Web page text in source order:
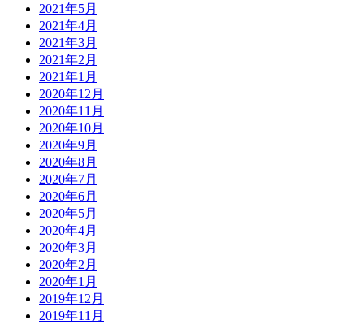
2021年5月
2021年4月
2021年3月
2021年2月
2021年1月
2020年12月
2020年11月
2020年10月
2020年9月
2020年8月
2020年7月
2020年6月
2020年5月
2020年4月
2020年3月
2020年2月
2020年1月
2019年12月
2019年11月